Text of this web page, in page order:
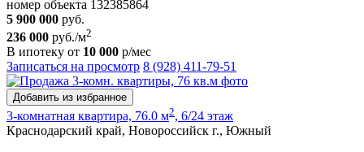
номер объекта 132385864
5 900 000 руб.
236 000 руб./м2
В ипотеку от 10 000 р/мес
Записаться на просмотр 8 (928) 411-79-51
Добавить из избранное
3-комнатная квартира, 76.0 м2, 6/24 этаж
Краснодарский край, Новороссийск г., Южный